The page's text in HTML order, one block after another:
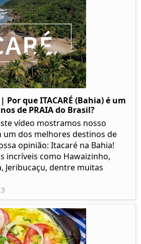
| Por que ITACARÉ (Bahia) é um
de PRAIA do Brasil?
vídeo mostramos nosso
um dos melhores destinos de
opinião: Itacaré na Bahia!
incríveis como Hawaizinho,
Jeribucaçu, dentre muitas